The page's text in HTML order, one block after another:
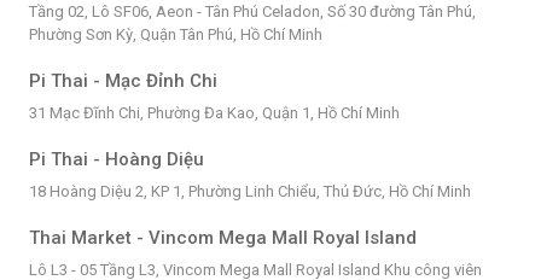
Tầng 02, Lô SF06, Aeon - Tân Phú Celadon, Số 30 đường Tân Phú,
Phường Sơn Kỳ, Quận Tân Phú, Hồ Chí Minh
Pi Thai - Mạc Đỉnh Chi
31 Mạc Đĩnh Chi, Phường Đa Kao, Quận 1, Hồ Chí Minh
Pi Thai - Hoàng Diệu
18 Hoàng Diệu 2, KP 1, Phường Linh Chiểu, Thủ Đức, Hồ Chí Minh
Thai Market - Vincom Mega Mall Royal Island
Lô L3 - 05 Tầng L3, Vincom Mega Mall Royal Island Khu công viên